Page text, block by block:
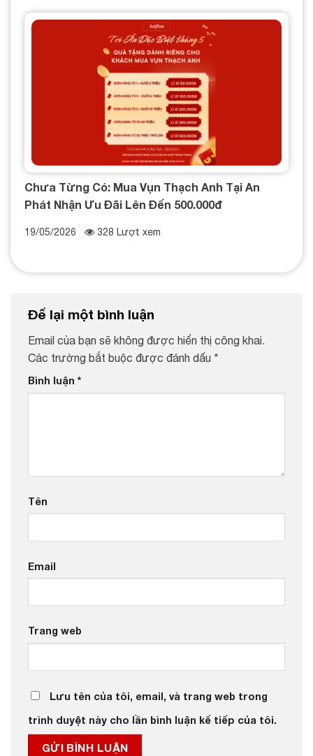
Chưa Từng Có: Mua Vụn Thạch Anh Tại An
Phát Nhận Ưu Đãi Lên Đến 500.000đ
19/05/2026 328 Lượt xem
Để lại một bình luận
Email của bạn sẽ không được hiển thị công khai.
Các trường bắt buộc được đánh dấu *
Bình luận *
Tên
Email
Trang web
Lưu tên của tôi, email, và trang web trong
trình duyệt này cho lần bình luận kế tiếp của tôi.